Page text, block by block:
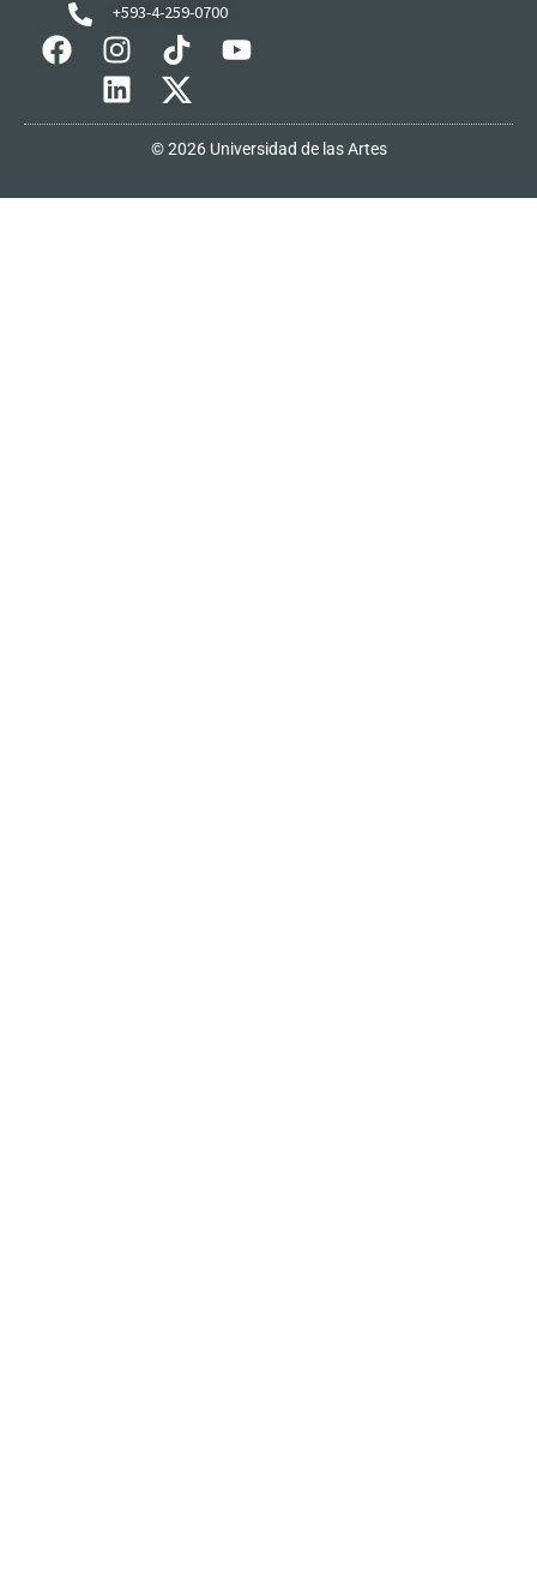
+593-4-259-0700
© 2026 Universidad de las Artes